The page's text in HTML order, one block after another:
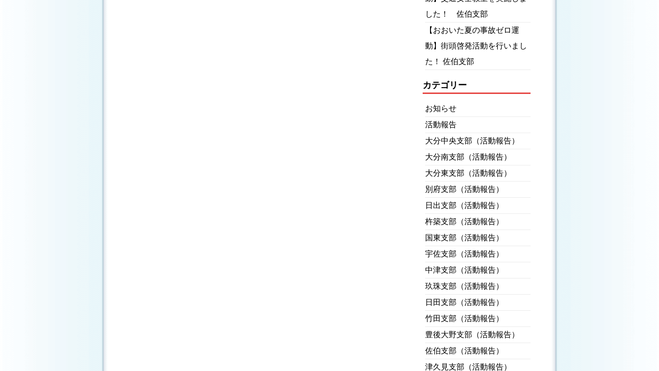
した！ 佐伯支部
【おおいた夏の事故ゼロ運
動】街頭啓発活動を行いまし
た！ 佐伯支部
カテゴリー
お知らせ
活動報告
大分中央支部（活動報告）
大分南支部（活動報告）
大分東支部（活動報告）
別府支部（活動報告）
日出支部（活動報告）
杵築支部（活動報告）
国東支部（活動報告）
宇佐支部（活動報告）
中津支部（活動報告）
玖珠支部（活動報告）
日田支部（活動報告）
竹田支部（活動報告）
豊後大野支部（活動報告）
佐伯支部（活動報告）
津久見支部（活動報告）